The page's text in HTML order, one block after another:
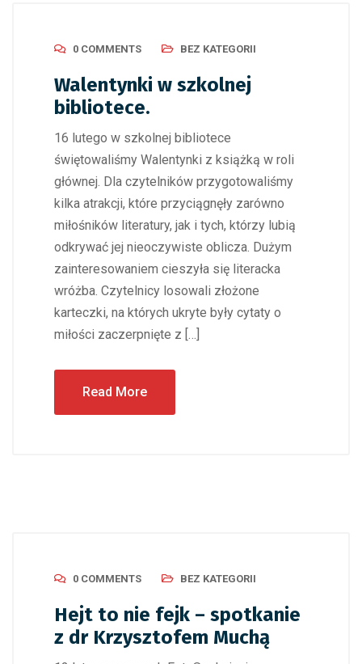
0 COMMENTS BEZ KATEGORII
Walentynki w szkolnej
bibliotece.
16 lutego w szkolnej bibliotece
świętowaliśmy Walentynki z książką w roli
głównej. Dla czytelników przygotowaliśmy
kilka atrakcji, które przyciągnęły zarówno
miłośników literatury, jak i tych, którzy lubią
odkrywać jej nieoczywiste oblicza. Dużym
zainteresowaniem cieszyła się literacka
wróżba. Czytelnicy losowali złożone
karteczki, na których ukryte były cytaty o
miłości zaczerpnięte z […]
Read More
0 COMMENTS BEZ KATEGORII
Hejt to nie fejk – spotkanie
z dr Krzysztofem Muchą